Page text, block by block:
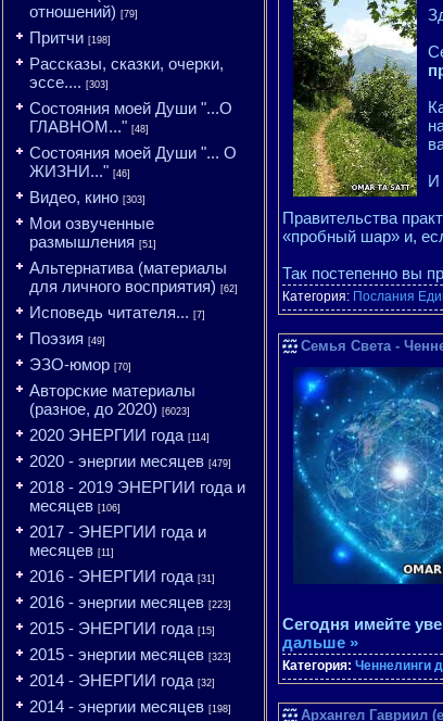
отношений) [79]
Притчи [198]
Рассказы, сказки, очерки,
эссе.... [303]
Состояния моей Души "...О
ГЛАВНОМ..." [48]
Состояния моей Души "... О
ЖИЗНИ..." [46]
Видео, кино [303]
Мои озвученные
размышления [51]
Альтернатива (материалы
для личного восприятия) [62]
Исповедь читателя... [7]
Поэзия [49]
ЭЗО-юмор [70]
Авторские материалы
(разное, до 2020) [6023]
2020 ЭНЕРГИИ года [114]
2020 - энергии месяцев [479]
2018 - 2019 ЭНЕРГИИ года и
месяцев [106]
2017 - ЭНЕРГИИ года и
месяцев [11]
2016 - ЭНЕРГИИ года [31]
2016 - энергии месяцев [223]
2015 - ЭНЕРГИИ года [15]
2015 - энергии месяцев [323]
2014 - ЭНЕРГИИ года [32]
2014 - энергии месяцев [198]
И
Правительства
«пробный шар» и,
Так постепенно вы
Категория: Послания
Семья Света -
Сегодня имейте
дальше »
Категория: Ченнелинги
Архангел Гавриил